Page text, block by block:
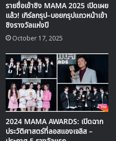
ENM ได้พูดถึงการจัดงานใน
รายชื่อเข้าชิง MAMA 2025 เปิดเผย
แล้ว! เกิร์ลกรุป–บอยกรุปแถวหน้าเข้า
ชิงรางวัลแห่งปี
October 17, 2025
2024 MAMA AWARDS: เปิดฉาก
ประวัติศาสตร์ที่ลอสแองเจลิส –